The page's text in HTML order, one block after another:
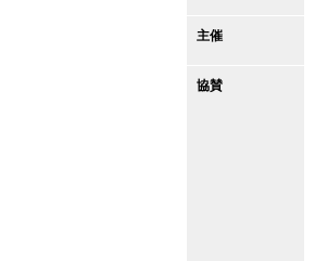
主催
協賛